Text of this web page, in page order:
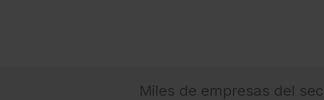
Miles de empresas del